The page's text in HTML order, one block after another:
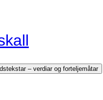
– verdiar og forteljemåtar